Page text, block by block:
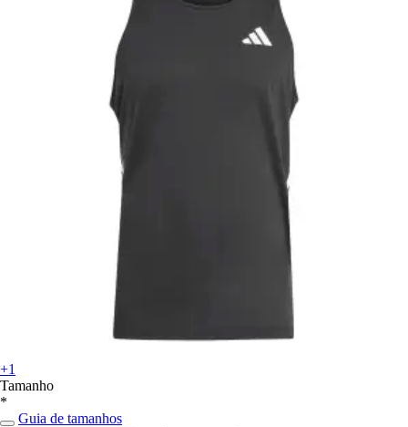
+1
Tamanho
*
Guia de tamanhos